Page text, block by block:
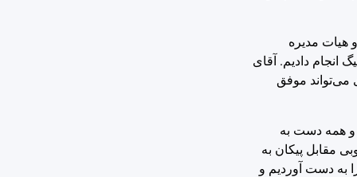
هیات مدیره
منسجم دنبال شد و 12 بازی دوستانه پیش از لیگ انجام دادیم. آقای
می‌تواند موفق
و همه دست به
مقابل پیکان به
به دست آوردیم و